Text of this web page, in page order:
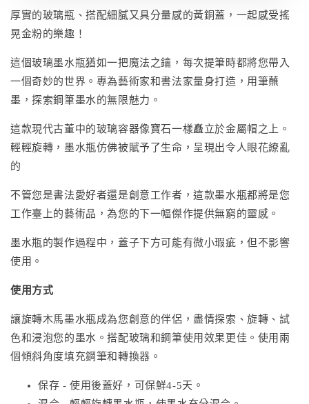
厚實的玻璃瓶、搭配細膩又具分量感的黃銅蓋，一起感受搖
晃金粉的樂趣！
這個玻璃墨水瓶猶如一把魔法之鑰，每次提筆時都將您帶入
一個奇妙的世界。專為藝術家和書法家量身打造，用筆蘸
墨，探索鋼筆墨水的無限魅力。
這款現代古董中的玻璃容器像寶石一樣矗立於金屬帽之上。
輕輕旋轉，墨水瓶仿佛被賦予了生命，呈現出令人眼花繚亂
的
不管您是書法愛好者還是創意工作者，這款墨水瓶都將是您
工作臺上的藝術品，為您的下一幅傑作提供無窮的靈感。
墨水瓶的製作過程中，蓋子下方可能有微小瑕疵，但不影響
使用。
使用方式
讓旋轉木馬墨水瓶成為您創意的伴侶，盡情探索、旋轉、試
色和浸泡您的墨水。搭配玻璃和鋼筆使用效果更佳。使用兩
個傾斜角度填充鋼筆和轉換器。
保存 - 使用後蓋好，可保鮮4-5天。